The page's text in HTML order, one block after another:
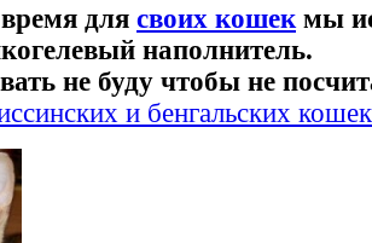
для своих кошек мы
наполнитель.
не буду чтобы не
и бенгальских